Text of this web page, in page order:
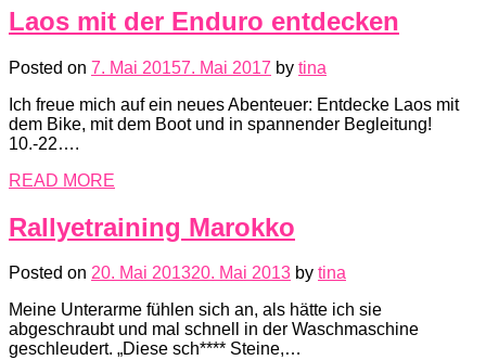
Laos mit der Enduro entdecken
Posted on 7. Mai 20157. Mai 2017 by tina
Ich freue mich auf ein neues Abenteuer: Entdecke Laos mit
dem Bike, mit dem Boot und in spannender Begleitung!
10.-22….
READ MORE
Rallyetraining Marokko
Posted on 20. Mai 201320. Mai 2013 by tina
Meine Unterarme fühlen sich an, als hätte ich sie
abgeschraubt und mal schnell in der Waschmaschine
geschleudert. „Diese sch**** Steine,…